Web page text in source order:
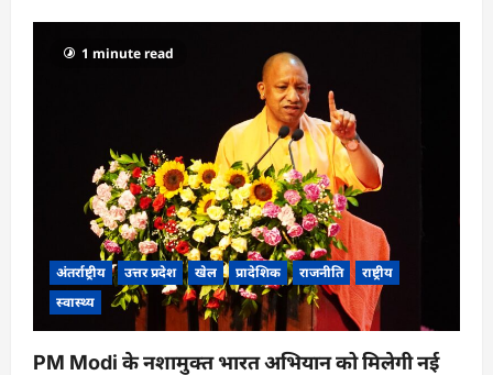
1 minute read
अंतर्राष्ट्रीय उत्तर प्रदेश खेल प्रादेशिक राजनीति
राष्ट्रीय
स्वास्थ्य
PM Modi के नशामुक्त भारत अभियान को मिलेगी नई